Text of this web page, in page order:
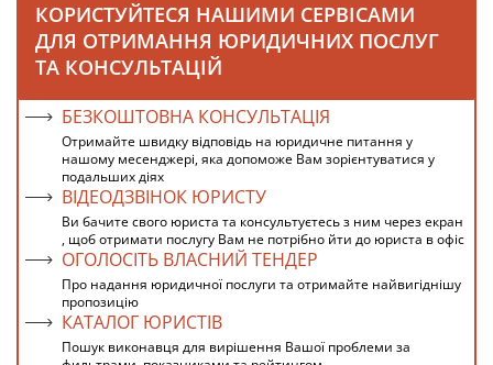
КОРИСТУЙТЕСЯ НАШИМИ СЕРВІСАМИ
ДЛЯ ОТРИМАННЯ ЮРИДИЧНИХ ПОСЛУГ
ТА КОНСУЛЬТАЦІЙ
БЕЗКОШТОВНА КОНСУЛЬТАЦІЯ
Отримайте швидку відповідь на юридичне питання у
нашому месенджері, яка допоможе Вам зорієнтуватися у
подальших діях
ВІДЕОДЗВІНОК ЮРИСТУ
Ви бачите свого юриста та консультуєтесь з ним через екран
, щоб отримати послугу Вам не потрібно йти до юриста в офіс
ОГОЛОСІТЬ ВЛАСНИЙ ТЕНДЕР
Про надання юридичної послуги та отримайте найвигіднішу
пропозицію
КАТАЛОГ ЮРИСТІВ
Пошук виконавця для вирішення Вашої проблеми за